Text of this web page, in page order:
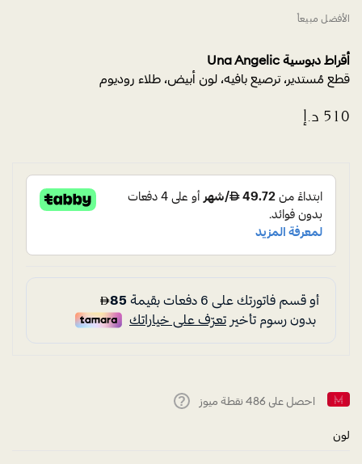
الأفضل مبيعاً
أقراط دبوسية Una Angelic
قطع مُستدير، ترصيع بافيه، لون أبيض، طلاء روديوم
احصل على 486 نقطة ميوز
لون